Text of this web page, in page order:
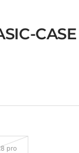
CASE
pro